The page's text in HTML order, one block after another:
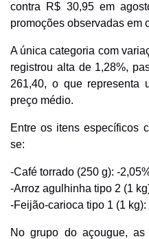
contra R$ 30,95 em
promoções observadas em
A única categoria com
registrou alta de 1,28%,
261,40, o que representa
preço médio.
Entre os itens específicos
se:
-Café torrado (250 g): -
-Arroz agulhinha tipo 2 (1
-Feijão-carioca tipo 1 (1
No grupo do açougue,